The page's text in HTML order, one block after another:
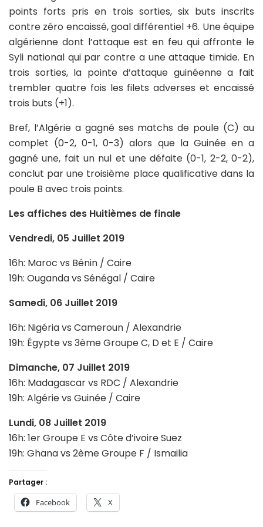
points forts pris en trois sorties, six buts inscrits
contre zéro encaissé, goal différentiel +6. Une équipe
algérienne dont l’attaque est en feu qui affronte le
Syli national qui par contre a une attaque timide. En
trois sorties, la pointe d’attaque guinéenne a fait
trembler quatre fois les filets adverses et encaissé
trois buts (+1).
Bref, l’Algérie a gagné ses matchs de poule (C) au
complet (0-2, 0-1, 0-3) alors que la Guinée en a
gagné une, fait un nul et une défaite (0-1, 2-2, 0-2),
conclut par une troisième place qualificative dans la
poule B avec trois points.
Les affiches des Huitièmes de finale
Vendredi, 05 Juillet 2019
16h: Maroc vs Bénin / Caire
19h: Ouganda vs Sénégal / Caire
Samedi, 06 Juillet 2019
16h: Nigéria vs Cameroun / Alexandrie
19h: Égypte vs 3ème Groupe C, D et E / Caire
Dimanche, 07 Juillet 2019
16h: Madagascar vs RDC / Alexandrie
19h: Algérie vs Guinée / Caire
Lundi, 08 Juillet 2019
16h: 1er Groupe E vs Côte d’ivoire Suez
19h: Ghana vs 2ème Groupe F / Ismailia
Partager :
Facebook X